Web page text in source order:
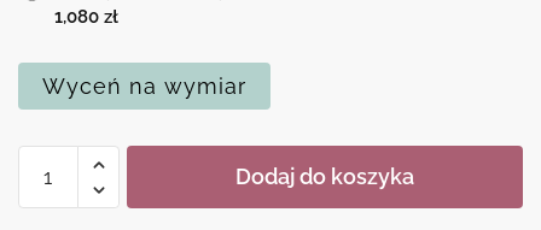
1,080 zł
Wyceń na wymiar
Fototapeta
Dodaj do koszyka